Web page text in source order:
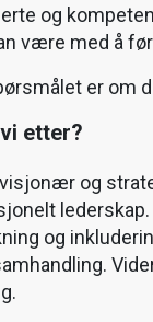
og
være med å
er om
etter?
og
og